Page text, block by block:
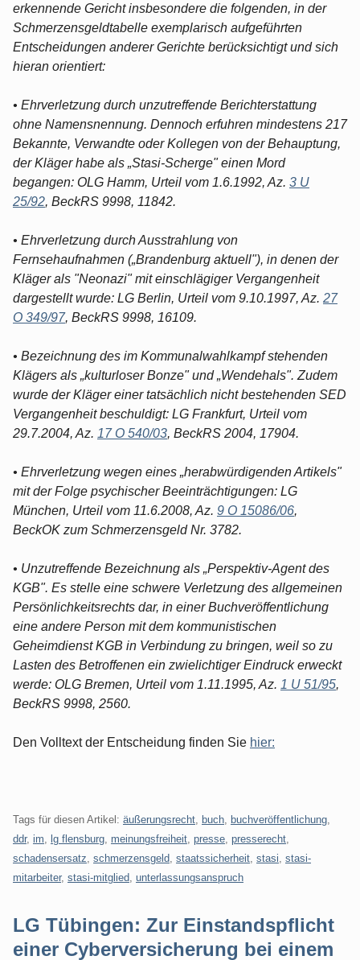
erkennende Gericht insbesondere die folgenden, in der
Schmerzensgeldtabelle exemplarisch aufgeführten
Entscheidungen anderer Gerichte berücksichtigt und sich
hieran orientiert:
• Ehrverletzung durch unzutreffende Berichterstattung
ohne Namensnennung. Dennoch erfuhren mindestens 217
Bekannte, Verwandte oder Kollegen von der Behauptung,
der Kläger habe als „Stasi-Scherge" einen Mord
begangen: OLG Hamm, Urteil vom 1.6.1992, Az. 3 U
25/92, BeckRS 9998, 11842.
• Ehrverletzung durch Ausstrahlung von
Fernsehaufnahmen („Brandenburg aktuell"), in denen der
Kläger als "Neonazi" mit einschlägiger Vergangenheit
dargestellt wurde: LG Berlin, Urteil vom 9.10.1997, Az. 27
O 349/97, BeckRS 9998, 16109.
• Bezeichnung des im Kommunalwahlkampf stehenden
Klägers als „kulturloser Bonze" und „Wendehals". Zudem
wurde der Kläger einer tatsächlich nicht bestehenden SED
Vergangenheit beschuldigt: LG Frankfurt, Urteil vom
29.7.2004, Az. 17 O 540/03, BeckRS 2004, 17904.
• Ehrverletzung wegen eines „herabwürdigenden Artikels"
mit der Folge psychischer Beeinträchtigungen: LG
München, Urteil vom 11.6.2008, Az. 9 O 15086/06,
BeckOK zum Schmerzensgeld Nr. 3782.
• Unzutreffende Bezeichnung als „Perspektiv-Agent des
KGB". Es stelle eine schwere Verletzung des allgemeinen
Persönlichkeitsrechts dar, in einer Buchveröffentlichung
eine andere Person mit dem kommunistischen
Geheimdienst KGB in Verbindung zu bringen, weil so zu
Lasten des Betroffenen ein zwielichtiger Eindruck erweckt
werde: OLG Bremen, Urteil vom 1.11.1995, Az. 1 U 51/95,
BeckRS 9998, 2560.
Den Volltext der Entscheidung finden Sie hier:
Tags für diesen Artikel: äußerungsrecht buch buchveröffentlichung
ddr, im lg flensburg meinungsfreiheit presse presserecht
schadensersatz schmerzensgeld staatssicherheit stasi stasi-
mitarbeiter, stasi-mitglied unterlassungsanspruch
LG Tübingen: Zur Einstandspflicht
einer Cyberversicherung bei einem